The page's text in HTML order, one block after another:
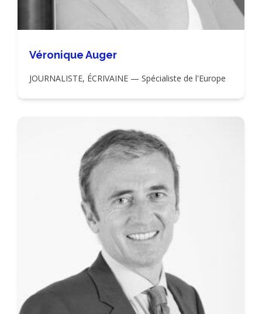
Véronique Auger
JOURNALISTE, ÉCRIVAINE — Spécialiste de l'Europe